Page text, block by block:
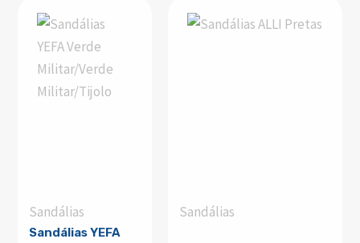
Sandálias
Sandálias YEFA
Sandálias